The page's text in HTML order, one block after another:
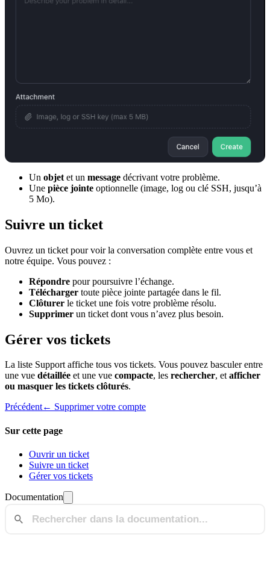
Un objet et un message décrivant votre problème.
Une pièce jointe optionnelle (image, log ou clé SSH, jusqu’à
5 Mo).
Suivre un ticket
Ouvrez un ticket pour voir la conversation complète entre vous et
notre équipe. Vous pouvez :
Répondre pour poursuivre l’échange.
Télécharger toute pièce jointe partagée dans le fil.
Clôturer le ticket une fois votre problème résolu.
Supprimer un ticket dont vous n’avez plus besoin.
Gérer vos tickets
La liste Support affiche tous vos tickets. Vous pouvez basculer entre
une vue détaillée et une vue compacte, les rechercher, etafficher
ou masquer les tickets clôturés.
Précédent← Supprimer votre compte
Sur cette page
Ouvrir un ticket
Suivre un ticket
Gérer vos tickets
Documentation